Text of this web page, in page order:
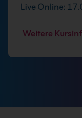
Live Online:
Weitere